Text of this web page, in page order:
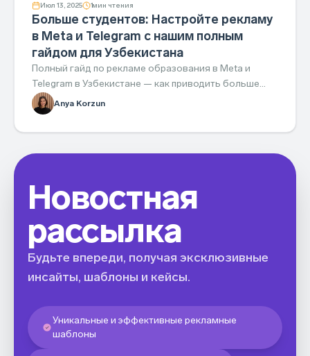
Июл 13, 2025 1мин чтения
Больше студентов: Настройте рекламу
в Meta и Telegram с нашим полным
гайдом для Узбекистана
Полный гайд по рекламе образования в Meta и
Telegram в Узбекистане — как приводить больше
студентов и не сливать бюджет.
Anya Korzun
Новостная
рассылка
Будьте впереди, получая эксклюзивные
инсайты, шаблоны и кейсы.
Уникальные и эффективные рекламные
шаблоны